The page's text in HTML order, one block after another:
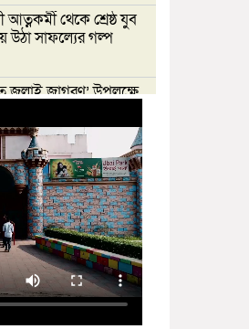
থেকে শ্রেষ্ঠ যুব
উঠা সাফল্যের গল্প
জুলাই জাগরণ’ উপলক্ষে
কিশোরগঞ্জ গাইটাল উপ
সমাবেশ অনুষ্ঠিত
ডি আইটি ট্রেনিং
দক্ষতা প্রশিক্ষণের
অনুষ্ঠিত